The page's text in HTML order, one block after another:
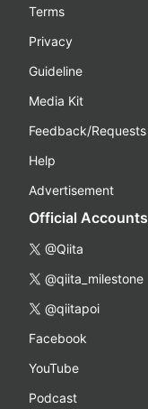
Terms
Privacy
Guideline
Media Kit
Feedback/Requests
Help
Advertisement
Official Accounts
@Qiita
@qiita_milestone
@qiitapoi
Facebook
YouTube
Podcast